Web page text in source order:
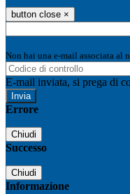
button close ×
Non hai una e-mail associata al
E-mail inviata, si prega di
Errore
Chiudi
Successo
Chiudi
Informazione